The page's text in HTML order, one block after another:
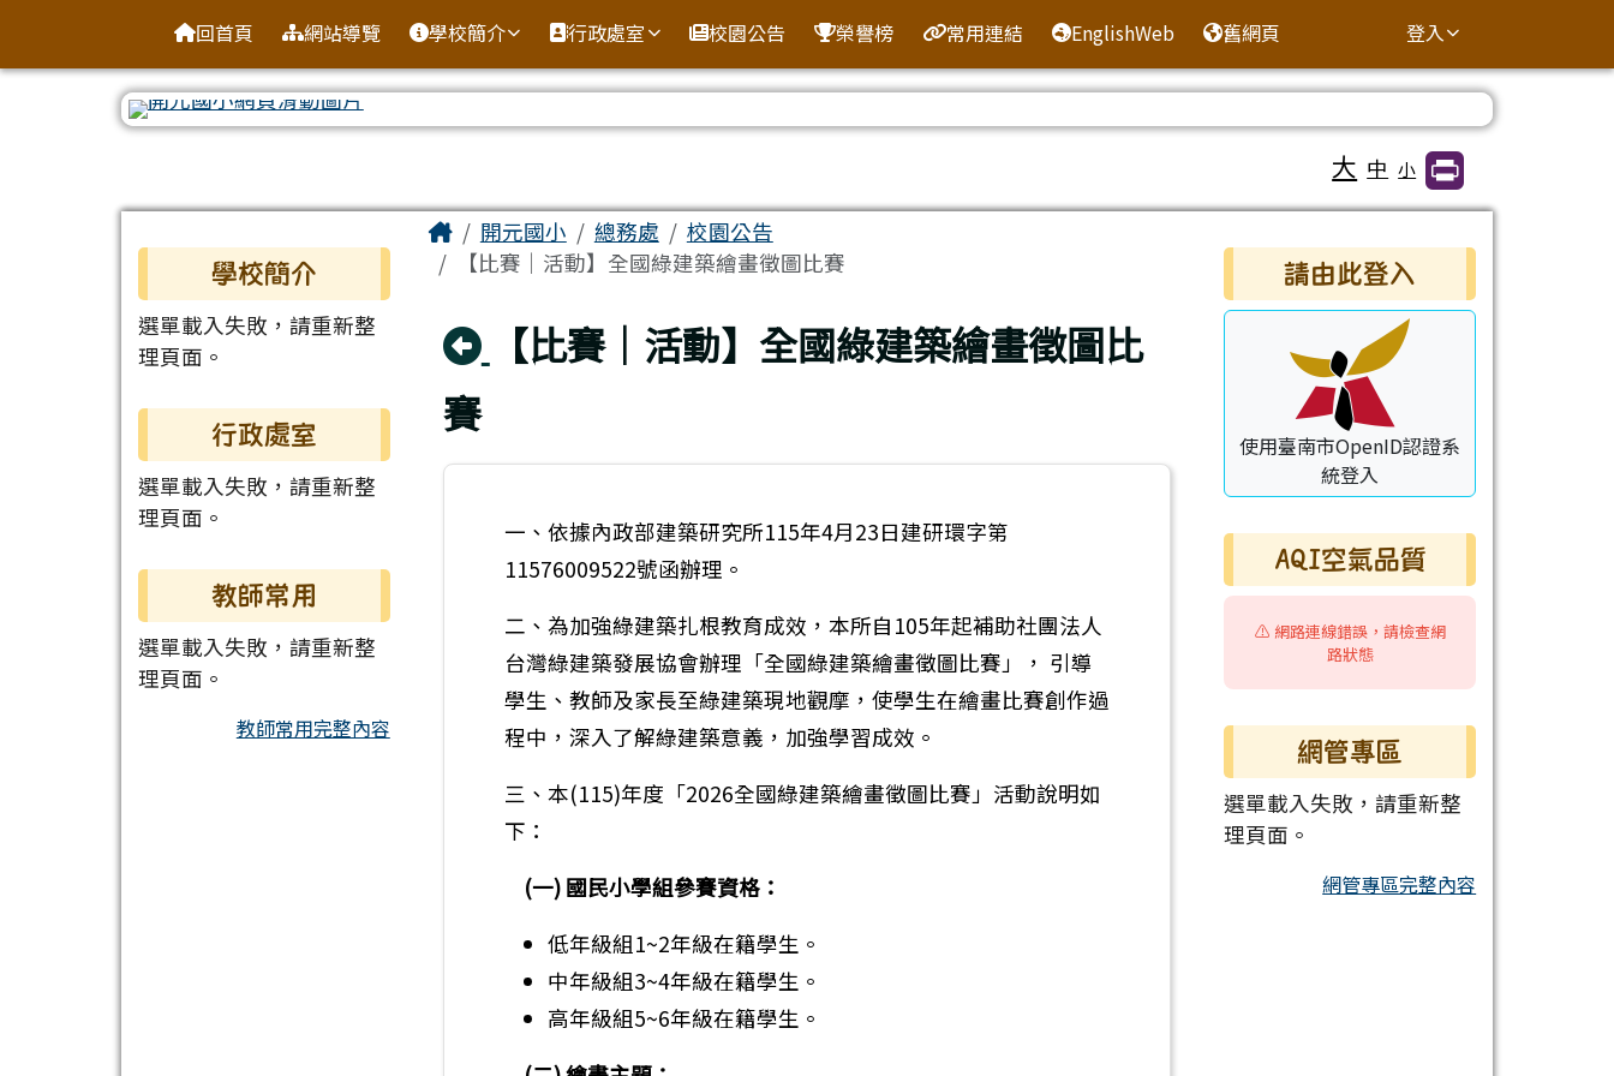
臺南市北區開元國民小學全球資訊網
回首頁 網站導覽 學校簡介 行政處室 校園公告 榮譽榜 常用連結 EnglishWeb 舊網頁 登入
大 中 小
左邊區域內容
學校簡介
選單載入失敗，請重新整
理頁面。
行政處室
選單載入失敗，請重新整
理頁面。
教師常用
選單載入失敗，請重新整
理頁面。
教師常用完整內容
主內容區域
Home開元國小 總務處
校園公告
【比賽｜活動】全國綠建築繪畫徵圖比賽
回上頁
【比賽｜活動】全國綠建築繪畫徵圖比
賽
一、依據內政部建築研究所115年4月23日建研環字第
11576009522號函辦理。
二、為加強綠建築扎根教育成效，本所自105年起補助社團法人
台灣綠建築發展協會辦理「全國綠建築繪畫徵圖比賽」， 引導
學生、教師及家長至綠建築現地觀摩，使學生在繪畫比賽創作過
程中，深入了解綠建築意義，加強學習成效。
三、本(115)年度「2026全國綠建築繪畫徵圖比賽」活動說明如
下：
(一) 國民小學組參賽資格：
低年級組1~2年級在籍學生。
中年級組3~4年級在籍學生。
高年級組5~6年級在籍學生。
右邊區域內容
請由此登入
使用臺南市OpenID認證系
統登入
AQI空氣品質
⚠️ 網路連線錯誤，請檢查網
路狀態
網管專區
選單載入失敗，請重新整
理頁面。
網管專區完整內容
頁尾區域